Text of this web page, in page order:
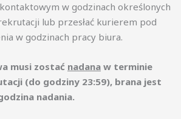
w godzinach określonych
lub przesłać kurierem pod
w godzinach pracy biura.
musi zostać nadana w terminie
(do godziny 23:59), brana jest
nadania.